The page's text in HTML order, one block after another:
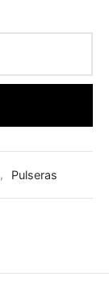
, Pulseras